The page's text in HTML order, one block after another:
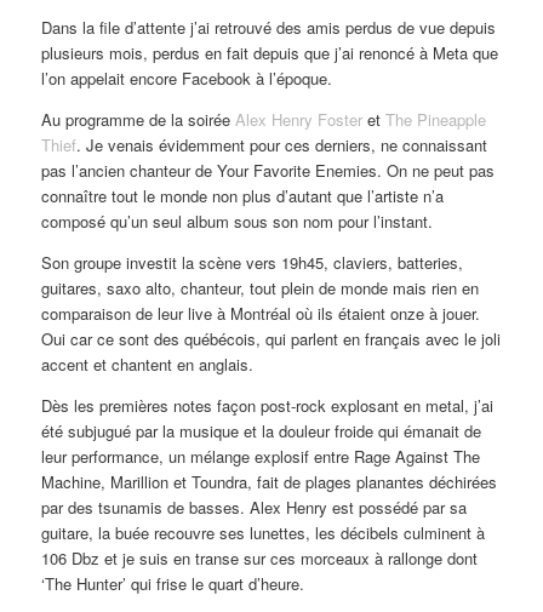
Dans la file d’attente j’ai retrouvé des amis perdus de vue depuis
plusieurs mois, perdus en fait depuis que j’ai renoncé à Meta que
l’on appelait encore Facebook à l’époque.
Au programme de la soiréeAlex Henry Foster etThe Pineapple
Thief. Je venais évidemment pour ces derniers, ne connaissant
pas l’ancien chanteur de Your Favorite Enemies. On ne peut pas
connaître tout le monde non plus d’autant que l’artiste n’a
composé qu’un seul album sous son nom pour l’instant.
Son groupe investit la scène vers 19h45, claviers, batteries,
guitares, saxo alto, chanteur, tout plein de monde mais rien en
comparaison de leur live à Montréal où ils étaient onze à jouer.
Oui car ce sont des québécois, qui parlent en français avec le joli
accent et chantent en anglais.
Dès les premières notes façon post-rock explosant en metal, j’ai
été subjugué par la musique et la douleur froide qui émanait de
leur performance, un mélange explosif entre Rage Against The
Machine, Marillion et Toundra, fait de plages planantes déchirées
par des tsunamis de basses. Alex Henry est possédé par sa
guitare, la buée recouvre ses lunettes, les décibels culminent à
106 Dbz et je suis en transe sur ces morceaux à rallonge dont
‘The Hunter’ qui frise le quart d’heure.